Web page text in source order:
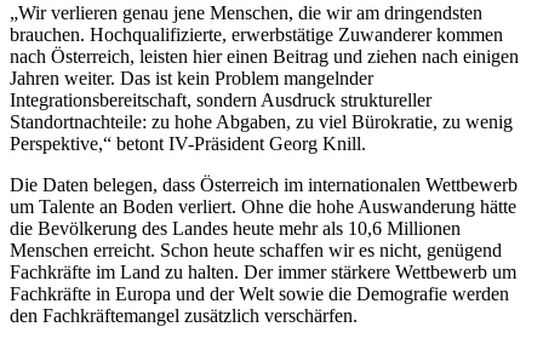
„Wir verlieren genau jene Menschen, die wir am dringendsten
brauchen. Hochqualifizierte, erwerbstätige Zuwanderer kommen
nach Österreich, leisten hier einen Beitrag und ziehen nach einigen
Jahren weiter. Das ist kein Problem mangelnder
Integrationsbereitschaft, sondern Ausdruck struktureller
Standortnachteile: zu hohe Abgaben, zu viel Bürokratie, zu wenig
Perspektive,“ betont IV-Präsident Georg Knill.
Die Daten belegen, dass Österreich im internationalen Wettbewerb
um Talente an Boden verliert. Ohne die hohe Auswanderung hätte
die Bevölkerung des Landes heute mehr als 10,6 Millionen
Menschen erreicht. Schon heute schaffen wir es nicht, genügend
Fachkräfte im Land zu halten. Der immer stärkere Wettbewerb um
Fachkräfte in Europa und der Welt sowie die Demografie werden
den Fachkräftemangel zusätzlich verschärfen.